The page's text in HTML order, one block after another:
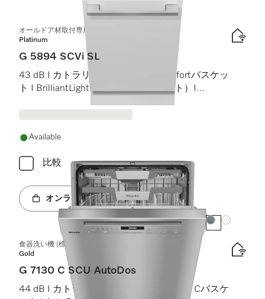
オールドア材取付専用食器洗い機（45 cm）
Platinum
G 5894 SCVi SL
43 dB I カトラリートレイ I MaxiComfortバスケッ
ト I BrilliantLight（ブリリアントライト）I
Available
比較
オンラインショップへ
カラー:カラー:
食器洗い機 (標準ドア装備タイプ)
Gold
G 7130 C SCU AutoDos
44 dB I カトラリートレイ I ExtraComfort Cバスケ